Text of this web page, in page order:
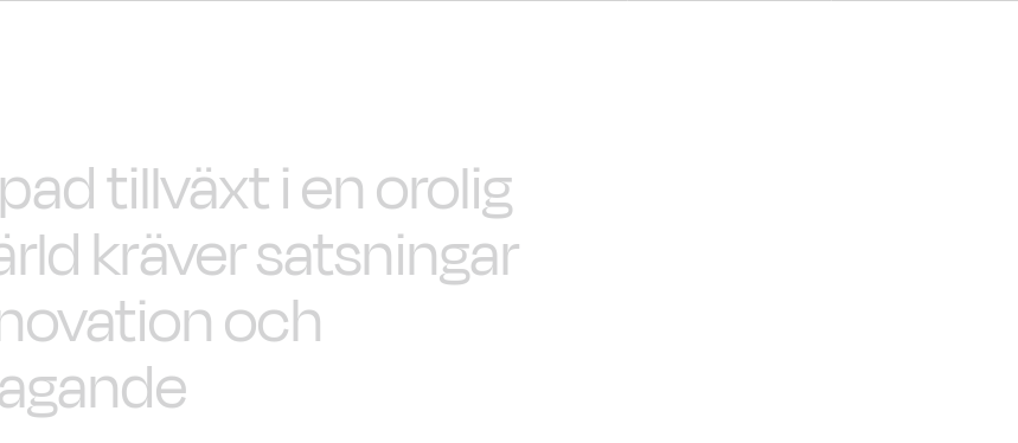
tillväxt i en orolig
kräver satsningar
och